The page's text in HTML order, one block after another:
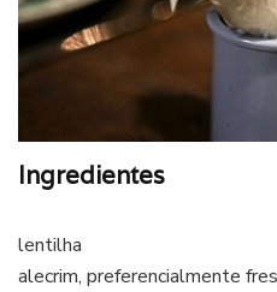
Ingredientes
lentilha
alecrim, preferencialmente